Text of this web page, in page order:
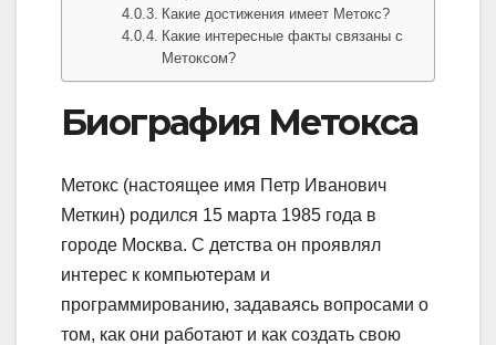
Какие достижения имеет Метокс?
Какие интересные факты связаны с
Метоксом?
Биография Метокса
Метокс (настоящее имя Петр Иванович
Меткин) родился 15 марта 1985 года в
городе Москва. С детства он проявлял
интерес к компьютерам и
программированию, задаваясь вопросами о
том, как они работают и как создать свою